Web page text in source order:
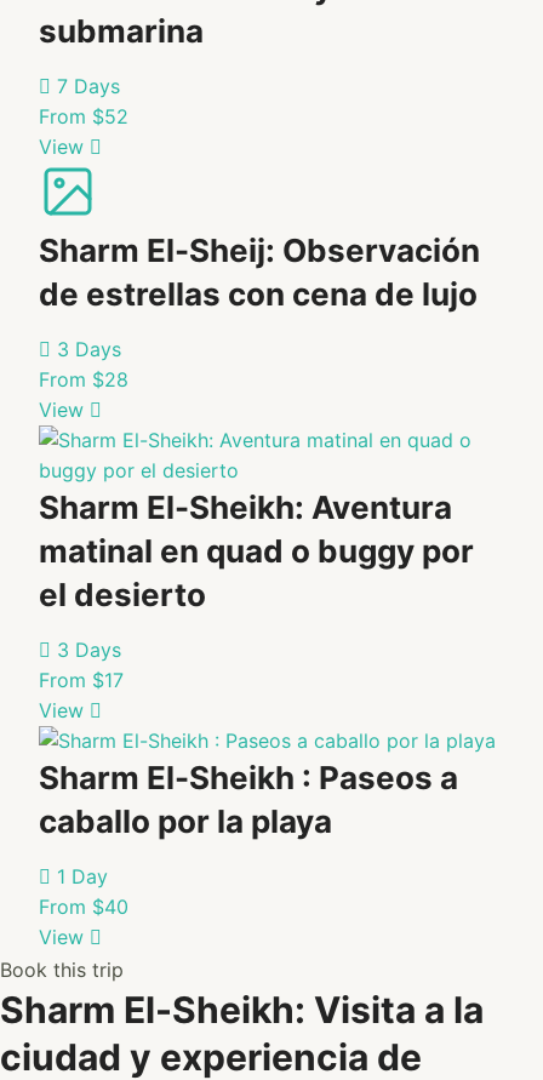
tradicional
danza artística
que muestra
egipcia
insights
and
local…
$17
$8
person
Save
53%
Adult:
Child:
$6
Select
Package
Cámara
¿Qué
no
está
permitido?
de
ruedas
submarina
7 Days
From $52
View
Sharm El-Sheij: Observación
de estrellas con cena de lujo
3 Days
From $28
View
Sharm El-Sheikh: Aventura
matinal en quad o buggy por
el desierto
3 Days
From $17
View
Sharm El-Sheikh : Paseos a
caballo por la playa
1 Day
From $40
View
Book this trip
Sharm El-Sheikh: Visita a la
ciudad y experiencia de